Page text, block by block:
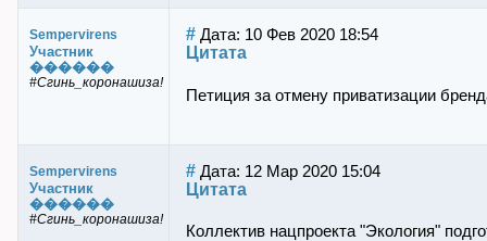
Sempervirens
Участник
������
#Сгинь_коронашиза!
# Дата: 10 Фев 2020 18:54
Цитата
Петиция за отмену приватизации
Sempervirens
Участник
������
#Сгинь_коронашиза!
# Дата: 12 Мар 2020 15:04
Цитата
Коллектив нацпроекта "Экология"